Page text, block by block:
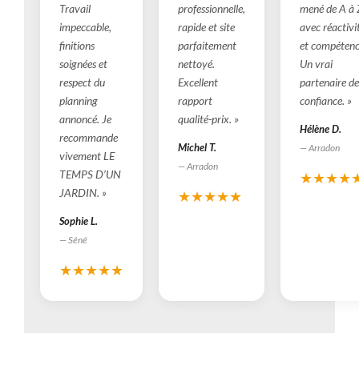
Travail
impeccable,
finitions
soignées et
respect du
planning
annoncé. Je
recommande
vivement LE
TEMPS D’UN
JARDIN. »
Sophie L.
— Séné
★★★★★
professionnelle,
rapide et site
parfaitement
nettoyé.
Excellent
rapport
qualité-prix. »
Michel T.
— Arradon
★★★★★
mené de A à
avec
et
Un vrai
partenaire de
confiance. »
Hélène D.
— Arradon